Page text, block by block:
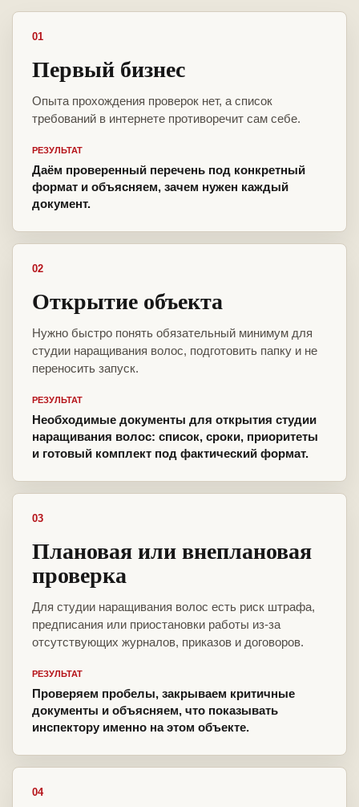
01
Первый бизнес
Опыта прохождения проверок нет, а список
требований в интернете противоречит сам себе.
РЕЗУЛЬТАТ
Даём проверенный перечень под конкретный
формат и объясняем, зачем нужен каждый
документ.
02
Открытие объекта
Нужно быстро понять обязательный минимум для
студии наращивания волос, подготовить папку и не
переносить запуск.
РЕЗУЛЬТАТ
Необходимые документы для открытия студии
наращивания волос: список, сроки, приоритеты
и готовый комплект под фактический формат.
03
Плановая или внеплановая
проверка
Для студии наращивания волос есть риск штрафа,
предписания или приостановки работы из-за
отсутствующих журналов, приказов и договоров.
РЕЗУЛЬТАТ
Проверяем пробелы, закрываем критичные
документы и объясняем, что показывать
инспектору именно на этом объекте.
04